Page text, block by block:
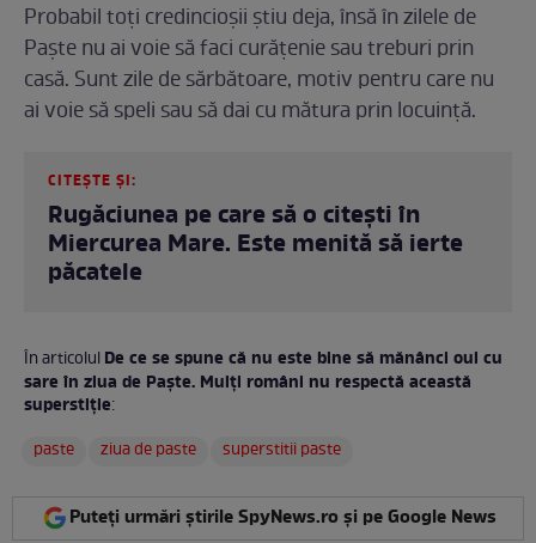
Probabil toți credincioșii știu deja, însă în zilele de
Paște nu ai voie să faci curățenie sau treburi prin
casă. Sunt zile de sărbătoare, motiv pentru care nu
ai voie să speli sau să dai cu mătura prin locuință.
CITEȘTE ȘI:
Rugăciunea pe care să o citești în
Miercurea Mare. Este menită să ierte
păcatele
În articolulDe ce se spune că nu este bine să mănânci oul cu
sare în ziua de Paște. Mulți români nu respectă această
superstiție:
paste
ziua de paste superstitii paste
Puteți urmări știrile SpyNews.ro și pe Google News